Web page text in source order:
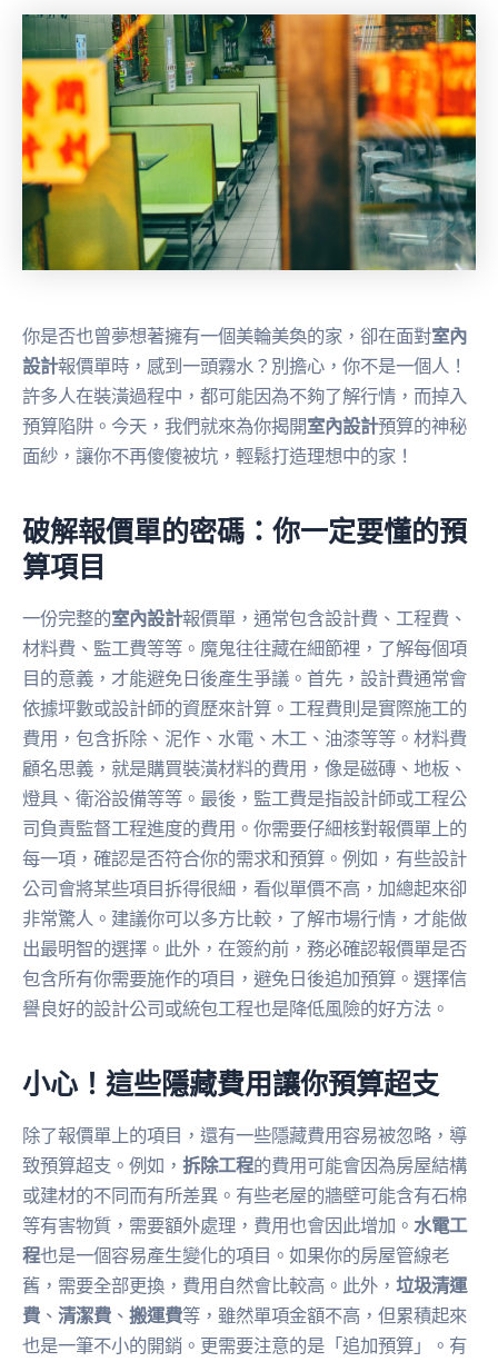
你是否也曾夢想著擁有一個美輪美奐的家，卻在面對室內
設計報價單時，感到一頭霧水？別擔心，你不是一個人！
許多人在裝潢過程中，都可能因為不夠了解行情，而掉入
預算陷阱。今天，我們就來為你揭開室內設計預算的神秘
面紗，讓你不再傻傻被坑，輕鬆打造理想中的家！
破解報價單的密碼：你一定要懂的預
算項目
一份完整的室內設計報價單，通常包含設計費、工程費、
材料費、監工費等等。魔鬼往往藏在細節裡，了解每個項
目的意義，才能避免日後產生爭議。首先，設計費通常會
依據坪數或設計師的資歷來計算。工程費則是實際施工的
費用，包含拆除、泥作、水電、木工、油漆等等。材料費
顧名思義，就是購買裝潢材料的費用，像是磁磚、地板、
燈具、衛浴設備等等。最後，監工費是指設計師或工程公
司負責監督工程進度的費用。你需要仔細核對報價單上的
每一項，確認是否符合你的需求和預算。例如，有些設計
公司會將某些項目拆得很細，看似單價不高，加總起來卻
非常驚人。建議你可以多方比較，了解市場行情，才能做
出最明智的選擇。此外，在簽約前，務必確認報價單是否
包含所有你需要施作的項目，避免日後追加預算。選擇信
譽良好的設計公司或統包工程也是降低風險的好方法。
小心！這些隱藏費用讓你預算超支
除了報價單上的項目，還有一些隱藏費用容易被忽略，導
致預算超支。例如， 拆除工程的費用可能會因為房屋結構
或建材的不同而有所差異。有些老屋的牆壁可能含有石棉
等有害物質，需要額外處理，費用也會因此增加。 水電工
程也是一個容易產生變化的項目。如果你的房屋管線老
舊，需要全部更換，費用自然會比較高。此外， 垃圾清運
費 、 清潔費 、 搬運費等，雖然單項金額不高，但累積起來
也是一筆不小的開銷。更需要注意的是「追加預算」。有